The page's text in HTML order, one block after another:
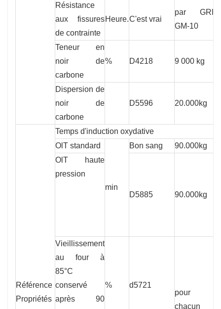
Résistance
aux fissures
de contrainte
Heure.C'est vrai
par GRl
GM-10
Teneur en
noir de
carbone
% D4218 9 000 kg
Dispersion de
noir de
carbone
D5596 20.000kg
Référence
Propriétés
Temps d'induction oxydative
OlT standard
min
Bon sang 90.000kg
OlT haute
pression
D5885 90.000kg
Vieillissement
au four à
85°C
conservé
après 90
%
d5721
pour
chacun